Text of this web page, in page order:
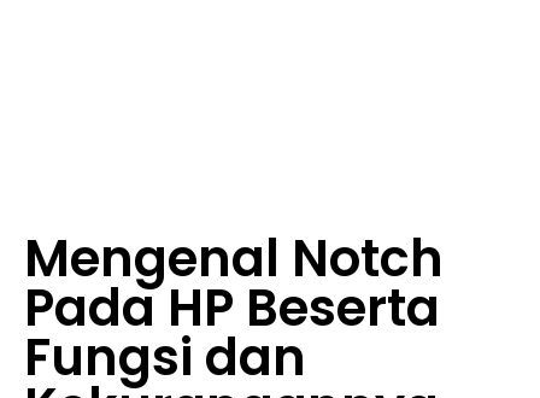
Mengenal Notch
Pada HP Beserta
Fungsi dan